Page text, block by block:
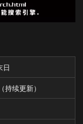
日
续更新）